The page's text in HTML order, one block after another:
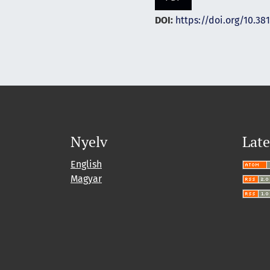
DOI: https://doi.org/
Nyelv
English
Magyar